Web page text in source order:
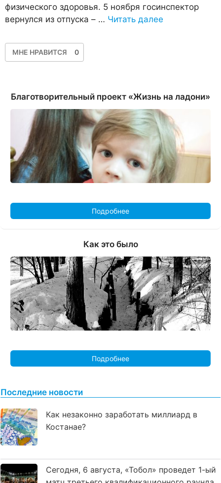
физического здоровья. 5 ноября госинспектор
вернулся из отпуска – … Читать далее
МНЕ НРАВИТСЯ 0
Благотворительный проект «Жизнь на ладони»
Подробнее
Как это было
Подробнее
Последние новости
Как незаконно заработать миллиард в
Костанае?
Сегодня, 6 августа, «Тобол» проведет 1-ый